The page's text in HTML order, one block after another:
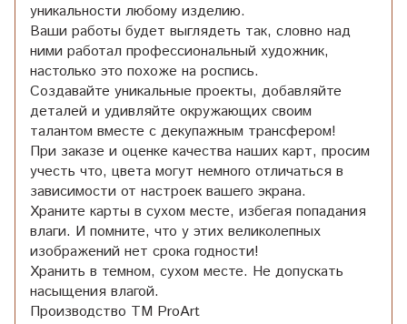
уникальности любому изделию.
Ваши работы будет выглядеть так, словно над
ними работал профессиональный художник,
настолько это похоже на роспись.
Создавайте уникальные проекты, добавляйте
деталей и удивляйте окружающих своим
талантом вместе с декупажным трансфером!
При заказе и оценке качества наших карт, просим
учесть что, цвета могут немного отличаться в
зависимости от настроек вашего экрана.
Храните карты в сухом месте, избегая попадания
влаги. И помните, что у этих великолепных
изображений нет срока годности!
Хранить в темном, сухом месте. Не допускать
насыщения влагой.
Производство ТМ ProArt